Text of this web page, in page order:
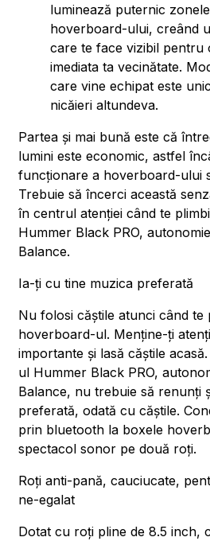
luminează puternic
hoverboard-ului, creând
care te face vizibil pentru
imediata ta vecinătate.
care vine echipat este
nicăieri altundeva.
Partea și mai bună este că
lumini este economic, astfel
funcționare a hoverboard-ului
Trebuie să încerci această
în centrul atenției când te
Hummer Black PRO,
Balance.
Ia-ți cu tine muzica preferată
Nu folosi căștile atunci când te
hoverboard-ul. Menține-ți
importante și lasă căștile
ul Hummer Black PRO,
Balance, nu trebuie să renunți
preferată, odată cu căștile.
prin bluetooth la boxele
spectacol sonor pe două roți.
Roți anti-pană, cauciucate,
ne-egalat
Dotat cu roți pline de 8.5 inch,